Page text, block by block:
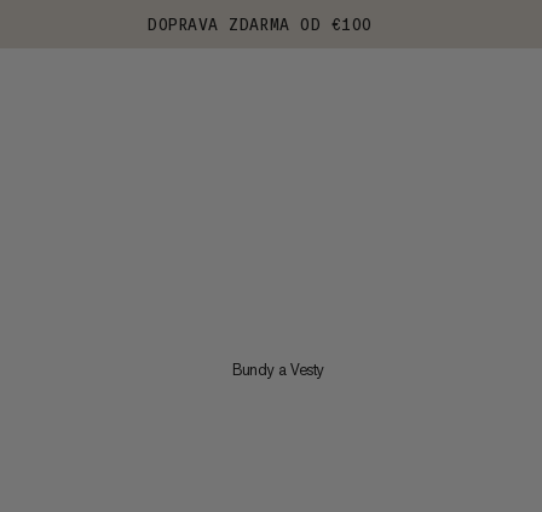
DOPRAVA ZDARMA OD €100
Bundy a Vesty